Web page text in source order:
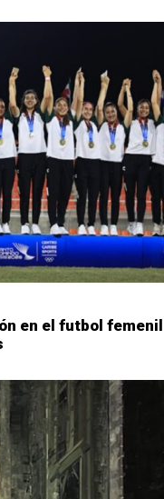
en el futbol femenil